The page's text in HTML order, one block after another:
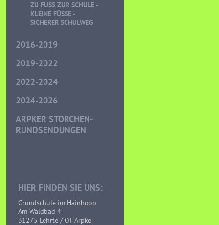
ZU FUSS ZUR SCHULE - K
LEINE FÜSSE - SI
CHERER SCHULWEG
2016-2019
2019-2022
2022-2024
2024-2026
ARPKER STORCHEN-
RUNDSENDUNGEN
HIER FINDEN SIE UNS:
Grundschule im Hainhoop
Am Waldbad 4
31275 Lehrte / OT Arpke